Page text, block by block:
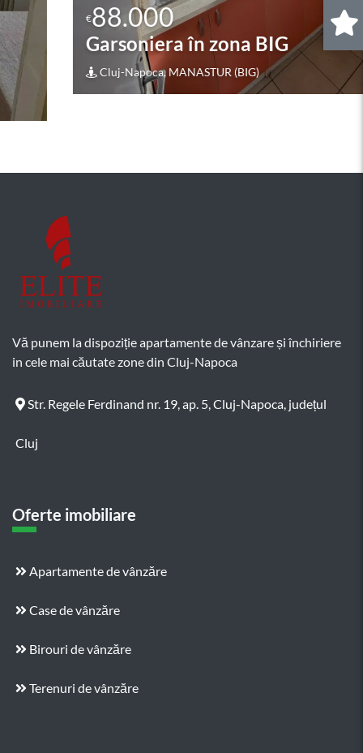
€ 88.000
Garsoniera în zona BIG
Cluj-Napoca, MANASTUR (BIG)
Vă punem la dispoziție apartamente de vânzare și închiriere
in cele mai căutate zone din Cluj-Napoca
Str. Regele Ferdinand nr. 19, ap. 5, Cluj-Napoca, județul
Cluj
Oferte imobiliare
Apartamente de vânzăre
Case de vânzăre
Birouri de vânzăre
Terenuri de vânzăre